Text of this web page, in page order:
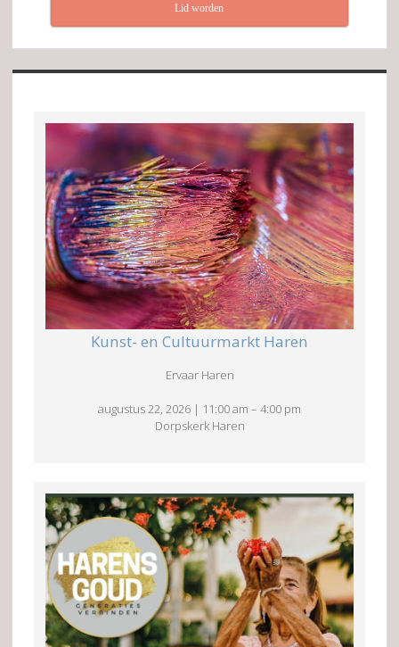
Lid worden
Kunst- en Cultuurmarkt Haren
Ervaar Haren
augustus 22, 2026 | 11:00 am – 4:00 pm
Dorpskerk Haren